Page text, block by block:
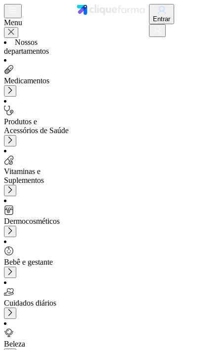
Menu
Nossos
departamentos
Medicamentos
Produtos e
Acessórios de Saúde
Vitaminas e
Suplementos
Dermocosméticos
Bebê e gestante
Cuidados diários
Beleza
Entrar